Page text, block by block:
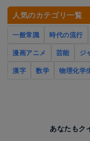
人気のカテゴリ一覧
一般常識 時代の流行
漫画アニメ
芸能 ジ
漢字
数学 物理化学
あなたもク